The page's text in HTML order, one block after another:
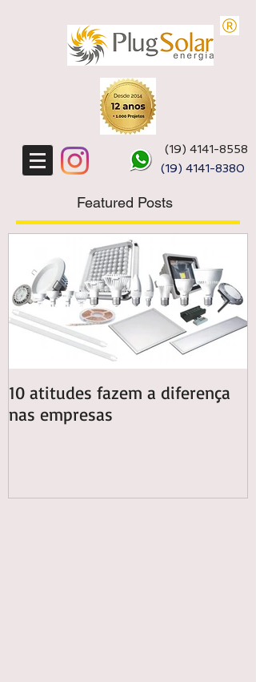
(19) 4141-8558
(19) 4141-8380
Featured Posts
10 atitudes fazem a diferença
nas empresas